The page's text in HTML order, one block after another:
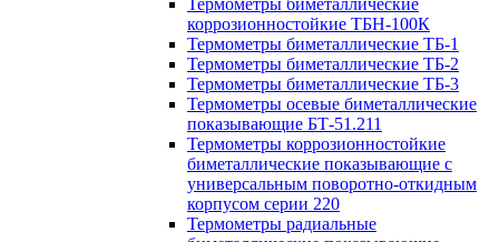
Термометры биметаллические
коррозионностойкие ТБН-100К
Термометры биметаллические ТБ-1
Термометры биметаллические ТБ-2
Термометры биметаллические ТБ-3
Термометры осевые биметаллические
показывающие БТ-51.211
Термометры коррозионностойкие
биметаллические показывающие с
универсальным поворотно-откидным
корпусом серии 220
Термометры радиальные